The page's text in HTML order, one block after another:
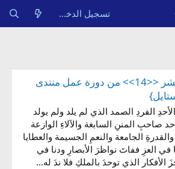
تسجيل الدخول
الدرس الرابع عشر <<14>> من دورة عمل منتدى
الفردِ الصمد الذي لم يلد ولم يولد
صاحبِ المننِ السابغة والآلاءِ الوازعة
الجامعة والنعمِ الجسيمة والعطايا
في العزِ ففاتَ نواظرَ الأبصارِ ودنا في
الذي توحدَ بالملكِ فلا ندَ له...